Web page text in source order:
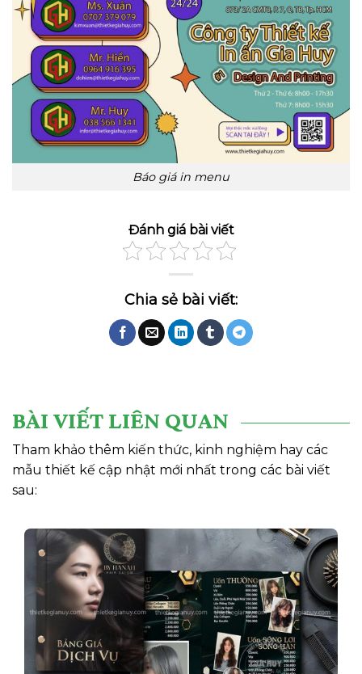
Báo giá in menu
Đánh giá bài viết
BÀI VIẾT LIÊN QUAN
Tham khảo thêm kiến thức, kinh nghiệm hay các
mẫu thiết kế cập nhật mới nhất trong các bài viết
sau: